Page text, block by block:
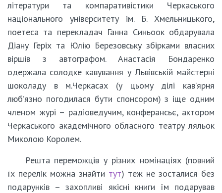
літератури та компаративістики Черкаського
національного університету ім. Б. Хмельницького,
поетеса та перекладач Ганна Синьоок обдарувала
Діану Геріх та Юлію Березовську збірками власних
віршів з автографом. Анастасія Бондаренко
одержала солодке кавування у Львівській майстерні
шоколаду в м.Черкасах (у цьому ділі кав’ярня
люб’язно погодилася бути спонсором) з іще одним
членом журі – радіоведучим, конферансьє, актором
Черкаського академічного обласного театру ляльок
Миколою Королем.
Решта переможців у різних номінаціях (повний
їх перелік можна знайти тут) теж не зосталися без
подарунків – захопливі якісні книги їм подарував